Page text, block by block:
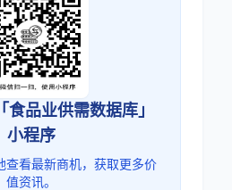
食品业供需数据库」
小程序
查看最新商机，获取更多价
值资讯。